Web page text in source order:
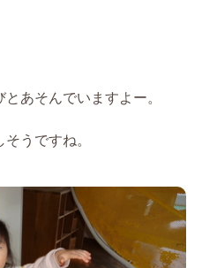
あそんでいますよー。
うですね。